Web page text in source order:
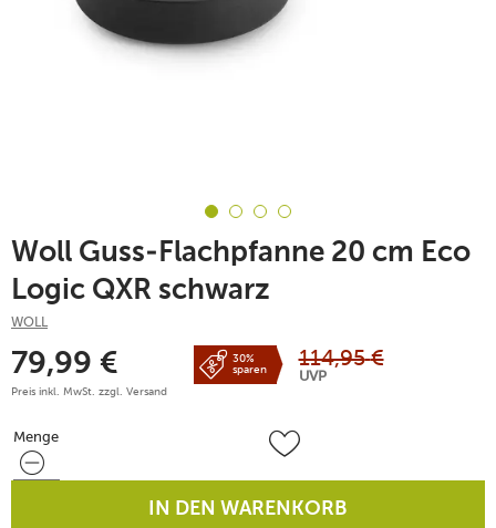
Woll Guss-Flachpfanne 20 cm Eco
Logic QXR schwarz
WOLL
79,99 €
Preis inkl. MwSt. zzgl. Versand
30%
sparen
114,95 €
UVP
Menge
Menge
IN DEN WARENKORB